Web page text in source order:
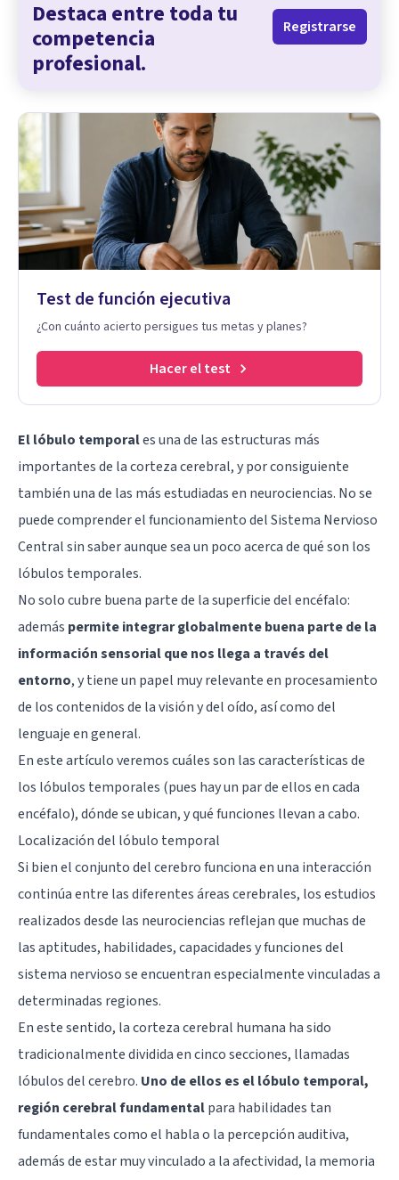
Destaca entre toda tu
competencia
profesional.
Registrarse
Test de función ejecutiva
¿Con cuánto acierto persigues tus metas y planes?
Hacer el test
El lóbulo temporales una de las estructuras más
importantes de la corteza cerebral, y por consiguiente
también una de las más estudiadas en neurociencias. No se
puede comprender el funcionamiento del Sistema Nervioso
Central sin saber aunque sea un poco acerca de qué son los
lóbulos temporales.
No solo cubre buena parte de la superficie del encéfalo:
además permite integrar globalmente buena parte de la
información sensorial que nos llega a través del
entorno, y tiene un papel muy relevante en procesamiento
de los contenidos de la visión y del oído, así como del
lenguaje en general.
En este artículo veremos cuáles son las características de
los lóbulos temporales (pues hay un par de ellos en cada
encéfalo), dónde se ubican, y qué funciones llevan a cabo.
Localización del lóbulo temporal
Si bien el conjunto del cerebro funciona en una interacción
continúa entre lasdiferentes áreas cerebrales, los estudios
realizados desde las neurociencias reflejan que muchas de
las aptitudes, habilidades, capacidades y funciones del
sistema nervioso se encuentran especialmente vinculadas a
determinadas regiones.
En este sentido, la corteza cerebral humana ha sido
tradicionalmente dividida en cinco secciones, llamadas
lóbulos del cerebro. Uno de ellos es el lóbulo temporal,
región cerebral fundamentalpara habilidades tan
fundamentales como el habla o la percepción auditiva,
además de estar muy vinculado a la afectividad, la memoria